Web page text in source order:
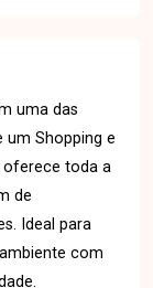
uma das
um Shopping e
oferece toda a
de
Ideal para
com